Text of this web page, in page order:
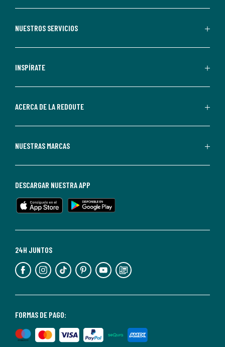
aceptas
comerciales
personalizadas
parte
Redoute.
de
en
cualquier
Para
información,
puedes
nuestra
de
privacidad</2>.
NUESTROS SERVICIOS
INSPÍRATE
ACERCA DE LA REDOUTE
NUESTRAS MARCAS
FORMAS DE PAGO:
24H JUNTOS
DESCARGAR NUESTRA APP